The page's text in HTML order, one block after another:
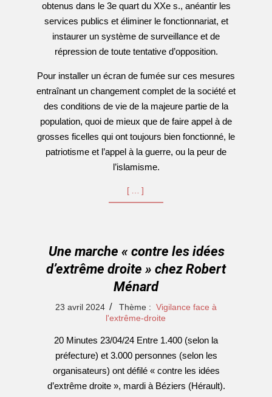
obtenus dans le 3e quart du XXe s., anéantir les
services publics et éliminer le fonctionnariat, et
instaurer un système de surveillance et de
répression de toute tentative d’opposition.
Pour installer un écran de fumée sur ces mesures
entraînant un changement complet de la société et
des conditions de vie de la majeure partie de la
population, quoi de mieux que de faire appel à de
grosses ficelles qui ont toujours bien fonctionné, le
patriotisme et l’appel à la guerre, ou la peur de
l’islamisme.
[…]
Une marche « contre les idées
d’extrême droite » chez Robert
Ménard
2024-23 avril 2024 Thème : Vigilance face à
l'extrême-droite
20 Minutes 23/04/24 Entre 1.400 (selon la
préfecture) et 3.000 personnes (selon les
organisateurs) ont défilé « contre les idées
d’extrême droite », mardi à Béziers (Hérault).